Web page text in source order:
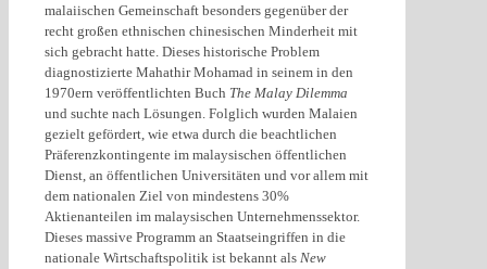
malaiischen Gemeinschaft besonders gegenüber der
recht großen ethnischen chinesischen Minderheit mit
sich gebracht hatte. Dieses historische Problem
diagnostizierte Mahathir Mohamad in seinem in den
1970ern veröffentlichten Buch The Malay Dilemma
und suchte nach Lösungen. Folglich wurden Malaien
gezielt gefördert, wie etwa durch die beachtlichen
Präferenzkontingente im malaysischen öffentlichen
Dienst, an öffentlichen Universitäten und vor allem mit
dem nationalen Ziel von mindestens 30%
Aktienanteilen im malaysischen Unternehmenssektor.
Dieses massive Programm an Staatseingriffen in die
nationale Wirtschaftspolitik ist bekannt als New